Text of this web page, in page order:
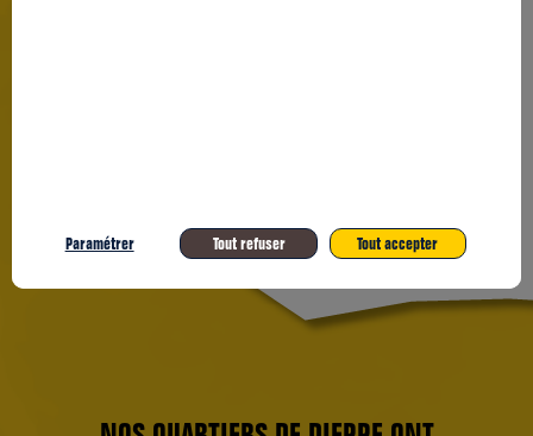
Paramétrer Tout refuser Tout accepter